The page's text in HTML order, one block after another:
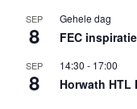
SEP
8
Gehele dag
FEC
SEP
8
14:30 - 17:00
Horwath HTL